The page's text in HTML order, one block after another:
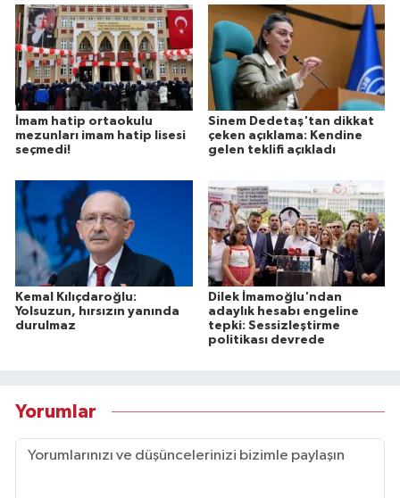
İmam hatip ortaokulu
mezunları imam hatip lisesi
seçmedi!
Sinem Dedetaş'tan dikkat
çeken açıklama: Kendine
gelen teklifi açıkladı
Kemal Kılıçdaroğlu:
Yolsuzun, hırsızın yanında
durulmaz
Dilek İmamoğlu'ndan
adaylık hesabı engeline
tepki: Sessizleştirme
politikası devrede
Yorumlar